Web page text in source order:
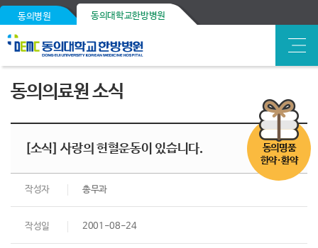
동의병원 동의대학교한방병원
동의명품
한약·환약
동의의료원 소식
[소식] 사랑의 헌혈운동이 있습니다.
작성자 총무과
작성일 2001-08-24